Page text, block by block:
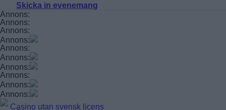
Skicka in evenemang
Annons:
Annons:
Annons:
Annons:
Annons:
Annons:
Annons:
Annons:
Annons:
Annons:
Casino utan svensk licens